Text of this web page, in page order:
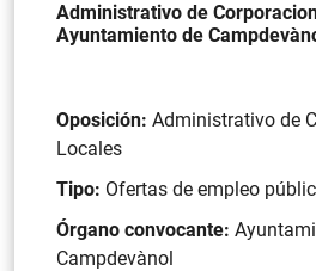
Administrativo de
Ayuntamiento de
Oposición: Administrativo de
Locales
Tipo: Ofertas de empleo
Órgano convocante:
Campdevànol